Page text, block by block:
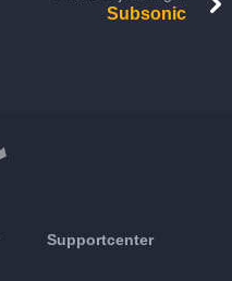
Subsonic
Supportcenter